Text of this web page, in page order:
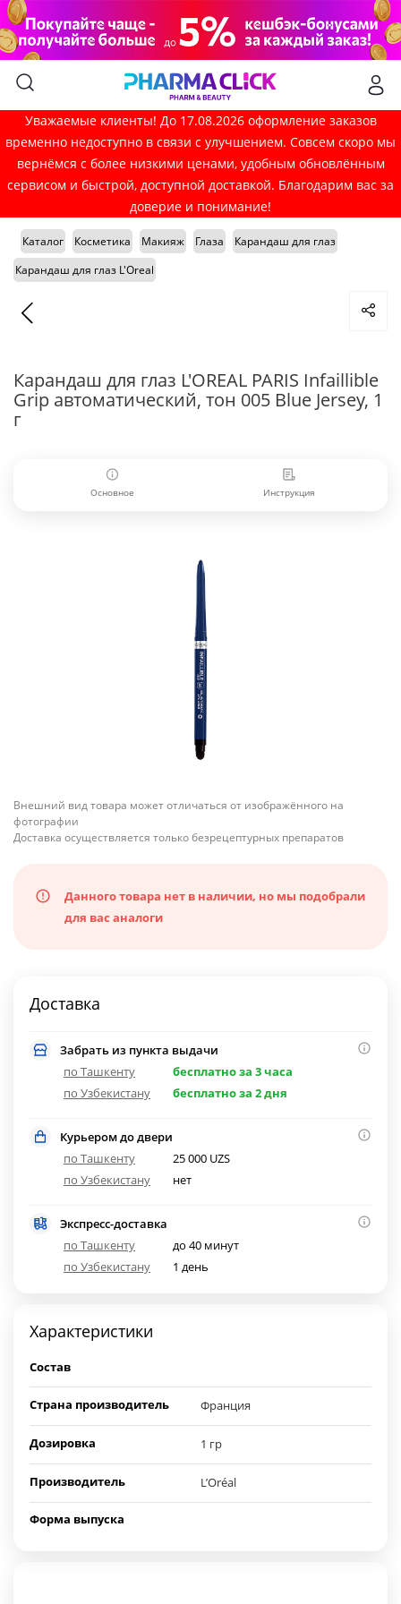
Уважаемые клиенты! До 17.08.2026 оформление заказов
временно недоступно в связи с улучшением. Совсем скоро мы
вернёмся с более низкими ценами, удобным обновлённым
сервисом и быстрой, доступной доставкой. Благодарим вас за
доверие и понимание!
Каталог Косметика Макияж Глаза
Карандаш для глаз
Карандаш для глаз L'Oreal
Карандаш для глаз L'OREAL PARIS Infaillible
Grip автоматический, тон 005 Blue Jersey, 1
г
Основное Инструкция
Внешний вид товара может отличаться от изображённого на
фотографии
Доставка осуществляется только безрецептурных препаратов
Данного товара нет в наличии, но мы подобрали
для вас аналоги
Доставка
Забрать из пункта выдачи
по Ташкенту
бесплатно за 3 часа
по Узбекистану
бесплатно за 2 дня
Курьером до двери
по Ташкенту
25 000 UZS
по Узбекистану
нет
Экспресс-доставка
по Ташкенту
до 40 минут
по Узбекистану
1 день
Характеристики
Состав
Страна производитель Франция
Дозировка 1 гр
Производитель L’Oréal
Форма выпуска